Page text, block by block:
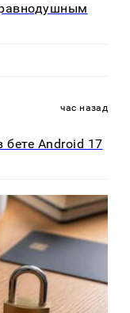
час назад
бете Android 17